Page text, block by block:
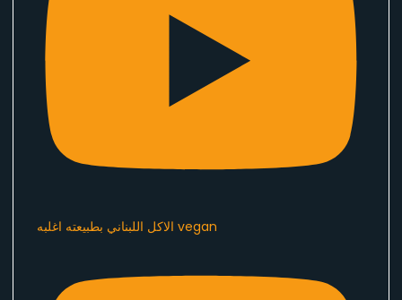
الاكل اللبناني بطبيعته اغلبه vegan